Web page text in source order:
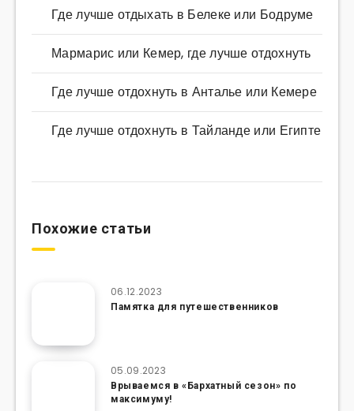
Где лучше отдыхать в Белеке или Бодруме
Мармарис или Кемер, где лучше отдохнуть
Где лучше отдохнуть в Анталье или Кемере
Где лучше отдохнуть в Тайланде или Египте
Похожие статьи
06.12.2023
Памятка для путешественников
05.09.2023
Врываемся в «Бархатный сезон» по
максимуму!